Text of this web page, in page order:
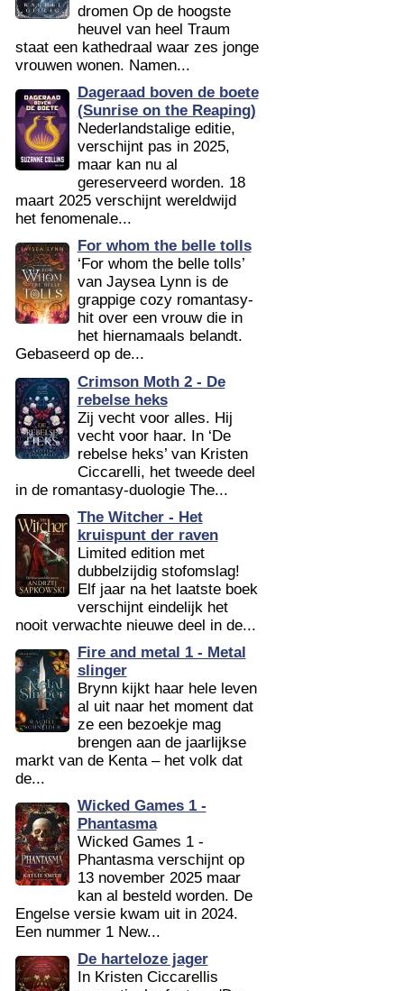
dromen Op de hoogste
heuvel van heel Traum
staat een kathedraal waar zes jonge
vrouwen wonen. Namen...
Dageraad boven de boete
(Sunrise on the Reaping)
Nederlandstalige editie,
verschijnt pas in 2025,
maar kan nu al
gereserveerd worden. 18
maart 2025 verschijnt wereldwijd
het fenomenale...
For whom the belle tolls
‘For whom the belle tolls’
van Jaysea Lynn is de
grappige cozy romantasy-
hit over een vrouw die in
het hiernamaals belandt.
Gebaseerd op de...
Crimson Moth 2 - De
rebelse heks
Zij vecht voor alles. Hij
vecht voor haar. In ‘De
rebelse heks’ van Kristen
Ciccarelli, het tweede deel
in de romantasy-duologie The...
The Witcher - Het
kruispunt der raven
Limited edition met
dubbelzijdig stofomslag!
Elf jaar na het laatste boek
verschijnt eindelijk het
nooit verwachte nieuwe deel in de...
Fire and metal 1 - Metal
slinger
Brynn kijkt haar hele leven
al uit naar het moment dat
ze een bezoekje mag
brengen aan de jaarlijkse
markt van de Kenta – het volk dat
de...
Wicked Games 1 -
Phantasma
Wicked Games 1 -
Phantasma verschijnt op
13 november 2025 maar
kan al besteld worden. De
Engelse versie kwam uit in 2024.
Een nummer 1 New...
De harteloze jager
In Kristen Ciccarellis